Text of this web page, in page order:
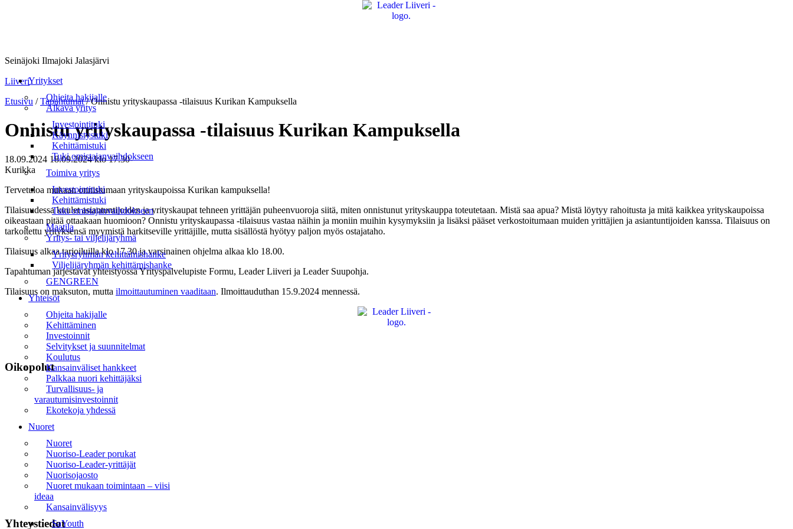
Liiveri
Seinäjoki Ilmajoki Jalasjärvi
ValikkoYritykset
Ohjeita hakijalle
Alkava yritys
Investointituki
Käynnistystuki
Kehittämistuki
Tuki omistajanvaihdokseen
Toimiva yritys
Investointituki
Kehittämistuki
Tuki omistajanvaihdokseen
Maatila
Yritys- tai viljelijäryhmä
Yritysryhmän kehittämishanke
Viljelijäryhmän kehittämishanke
GENGREEN
Yhteisöt
Ohjeita hakijalle
Kehittäminen
Investoinnit
Selvitykset ja suunnitelmat
Koulutus
Kansainväliset hankkeet
Palkkaa nuori kehittäjäksi
Turvallisuus- ja
varautumisinvestoinnit
Ekotekoja yhdessä
Nuoret
Nuoret
Nuoriso-Leader porukat
Nuoriso-Leader-yrittäjät
Nuorisojaosto
Nuoret mukaan toimintaan – viisi
ideaa
Kansainvälisyys
SaYouth
Etusivu /Tapahtumat/Onnistu yrityskaupassa -tilaisuus Kurikan Kampuksella
Onnistu yrityskaupassa -tilaisuus Kurikan Kampuksella
18.09.2024 18.09.2024 klo 17.30-
Kurikka
Tervetuloa mukaan onnistumaan yrityskaupoissa Kurikan kampuksella!
Tilaisuudessa kuulet asiantuntijoiden ja yrityskaupat tehneen yrittäjän puheenvuoroja siitä, miten onnistunut yrityskauppa toteutetaan. Mistä saa apua? Mistä löytyy rahoitusta ja mitä kaikkea yrityskaupoissa
oikeastaan pitää ottaakaan huomioon? Onnistu yrityskaupassa -tilaisuus vastaa näihin ja moniin muihin kysymyksiin ja lisäksi pääset verkostoitumaan muiden yrittäjien ja asiantuntijoiden kanssa. Tilaisuus on
tarkoitettu yrityksensä myymistä harkitseville yrittäjille, mutta sisällöstä hyötyy paljon myös ostajataho.
Tilaisuus alkaa tarjoiluilla klo 17.30 ja varsinainen ohjelma alkaa klo 18.00.
Tapahtuman järjestävät yhteistyössä Yrityspalvelupiste Formu, Leader Liiveri ja Leader Suupohja.
Tilaisuus on maksuton, mutta ilmoittautuminen vaaditaan. Ilmoittauduthan 15.9.2024 mennessä.
Oikopolut
Etusivu
Uutiset
Yhteystiedot
Tilaa uutiskirje
Yhteystiedot